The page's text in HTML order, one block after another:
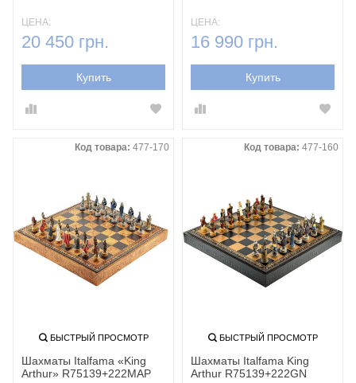
ЦЕНА:
20 450 грн.
Купить
ЦЕНА:
16 990 грн.
Купить
Код товара: 477-170
БЫСТРЫЙ ПРОСМОТР
Шахматы Italfama «King
Arthur» R75139+222MAP
Код товара: 477-160
БЫСТРЫЙ ПРОСМОТР
Шахматы Italfama King
Arthur R75139+222GN